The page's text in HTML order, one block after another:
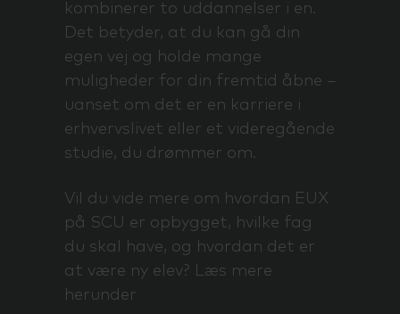
kombinerer to uddannelser i en.
Det betyder, at du kan gå din
egen vej og holde mange
muligheder for din fremtid åbne –
uanset om det er en karriere i
erhvervslivet eller et videregående
studie, du drømmer om.
Vil du vide mere om hvordan EUX
på SCU er opbygget, hvilke fag
du skal have, og hvordan det er
at være ny elev? Læs mere
herunder